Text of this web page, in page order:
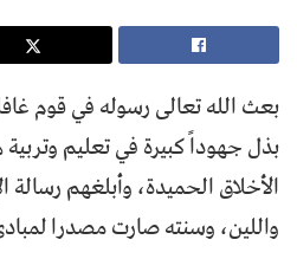
بعث الله تعالى رسوله في قوم
بذل جهوداً كبيرة في تعليم
الأخلاق الحميدة، وأبلغهم رسالة
واللين، وسنته صارت مصدرا